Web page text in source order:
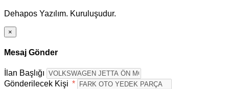
Dehapos Yazılım. Kuruluşudur.
×
Mesaj Gönder
İlan Başlığı
Gönderilecek Kişi *